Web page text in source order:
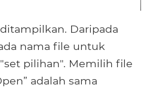
Daripada
nama file untuk
pilihan". Memilih file
adalah sama